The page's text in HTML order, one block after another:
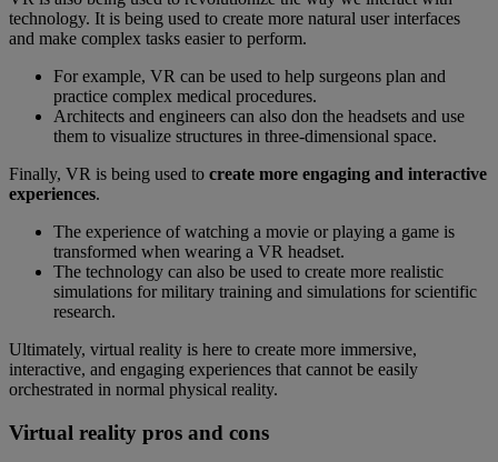
technology. It is being used to create more natural user interfaces
and make complex tasks easier to perform.
For example, VR can be used to help surgeons plan and
practice complex medical procedures.
Architects and engineers can also don the headsets and use
them to visualize structures in three-dimensional space.
Finally, VR is being used to create more engaging and interactive
experiences.
The experience of watching a movie or playing a game is
transformed when wearing a VR headset.
The technology can also be used to create more realistic
simulations for military training and simulations for scientific
research.
Ultimately, virtual reality is here to create more immersive,
interactive, and engaging experiences that cannot be easily
orchestrated in normal physical reality.
Virtual reality pros and cons